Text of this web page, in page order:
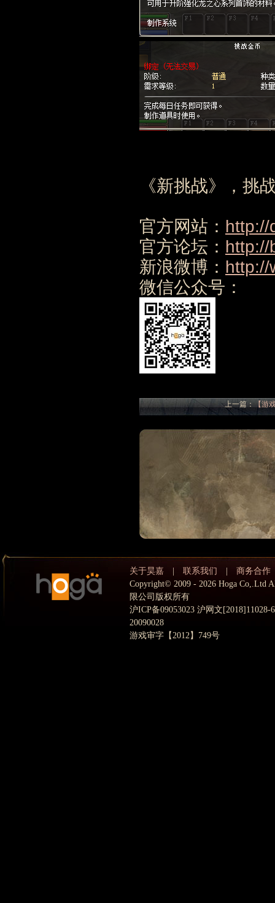
《新挑战》，挑
官方网站： http://
官方论坛： http://
新浪微博： http://
微信公众号：
上一篇： 【游
关于昊嘉 | 联系我们 | 商务合作
Copyright© 2009 - 2026 Hoga Co,.Ltd
限公司版权所有
沪ICP备09053023 沪网文
20090028
游戏审字【2012】749号